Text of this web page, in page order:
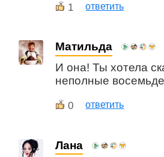
1 ответить
Матильда
И она! Ты хотела
неполные
0 ответить
Лана